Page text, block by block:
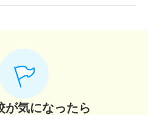
が気になったら